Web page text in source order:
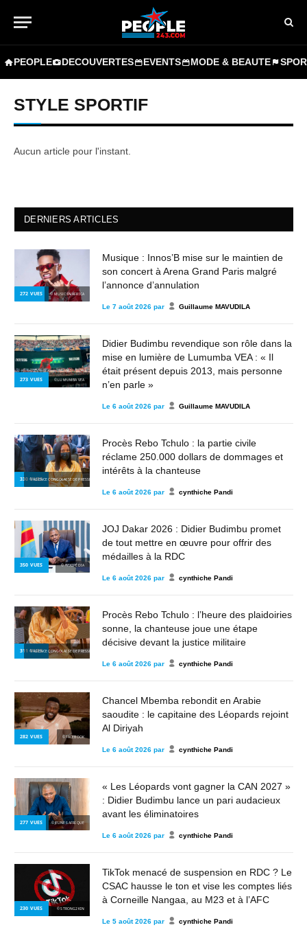
PEOPLE DECOUVERTES EVENTS MODE & BEAUTE
STYLE SPORTIF
Aucun article pour l'instant.
DERNIERS ARTICLES
272 VUES © MUSIC IN AFRICA
Musique : Innos’B mise sur le maintien de
son concert à Arena Grand Paris malgré
l’annonce d’annulation
Le 7 août 2026 par Guillaume MAVUDILA
273 VUES © LUMUMBA VEA
Didier Budimbu revendique son rôle dans la
mise en lumière de Lumumba VEA : « Il
était présent depuis 2013, mais personne
n’en parle »
Le 6 août 2026 par Guillaume MAVUDILA
330 VUES
© AGENCE CONGOLAISE DE PRESSE
Procès Rebo Tchulo : la partie civile
réclame 250.000 dollars de dommages et
intérêts à la chanteuse
Le 6 août 2026 par cynthiche Pandi
350 VUES © WIKIPÉDIA
JOJ Dakar 2026 : Didier Budimbu promet
de tout mettre en œuvre pour offrir des
médailles à la RDC
Le 6 août 2026 par cynthiche Pandi
311 VUES
© AGENCE CONGOLAISE DE PRESSE
Procès Rebo Tchulo : l’heure des plaidoiries
sonne, la chanteuse joue une étape
décisive devant la justice militaire
Le 6 août 2026 par cynthiche Pandi
282 VUES © FACEBOOK
Chancel Mbemba rebondit en Arabie
saoudite : le capitaine des Léopards rejoint
Al Diriyah
Le 6 août 2026 par cynthiche Pandi
277 VUES © JEUNES AFRIQUE
« Les Léopards vont gagner la CAN 2027 »
: Didier Budimbu lance un pari audacieux
avant les éliminatoires
Le 6 août 2026 par cynthiche Pandi
230 VUES © STRONG2KIN
TikTok menacé de suspension en RDC ? Le
CSAC hausse le ton et vise les comptes liés
à Corneille Nangaa, au M23 et à l’AFC
Le 5 août 2026 par cynthiche Pandi